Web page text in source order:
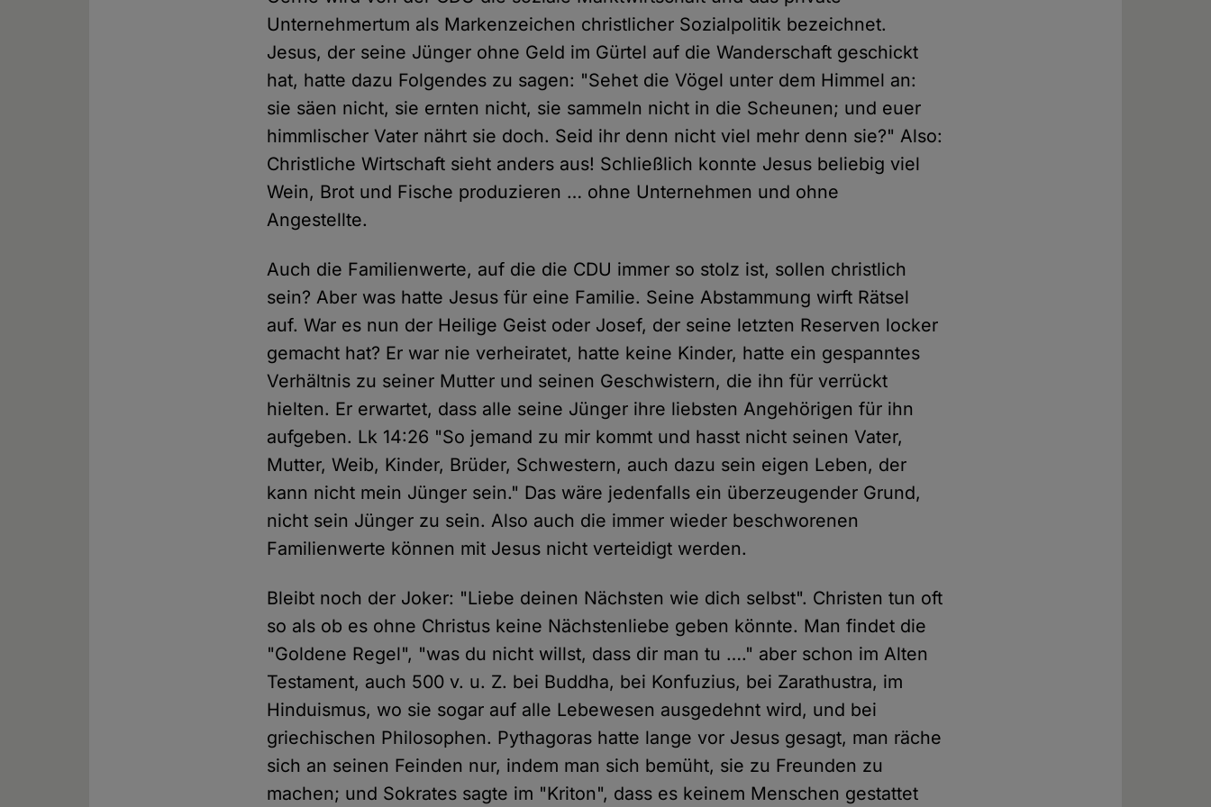
Unternehmertum als Markenzeichen christlicher Sozialpolitik bezeichnet.
Jesus, der seine Jünger ohne Geld im Gürtel auf die Wanderschaft geschickt
hat, hatte dazu Folgendes zu sagen: "Sehet die Vögel unter dem Himmel an:
sie säen nicht, sie ernten nicht, sie sammeln nicht in die Scheunen; und euer
himmlischer Vater nährt sie doch. Seid ihr denn nicht viel mehr denn sie?" Also:
Christliche Wirtschaft sieht anders aus! Schließlich konnte Jesus beliebig viel
Wein, Brot und Fische produzieren … ohne Unternehmen und ohne
Angestellte.
Auch die Familienwerte, auf die die CDU immer so stolz ist, sollen christlich
sein? Aber was hatte Jesus für eine Familie. Seine Abstammung wirft Rätsel
auf. War es nun der Heilige Geist oder Josef, der seine letzten Reserven locker
gemacht hat? Er war nie verheiratet, hatte keine Kinder, hatte ein gespanntes
Verhältnis zu seiner Mutter und seinen Geschwistern, die ihn für verrückt
hielten. Er erwartet, dass alle seine Jünger ihre liebsten Angehörigen für ihn
aufgeben. Lk 14:26 "So jemand zu mir kommt und hasst nicht seinen Vater,
Mutter, Weib, Kinder, Brüder, Schwestern, auch dazu sein eigen Leben, der
kann nicht mein Jünger sein." Das wäre jedenfalls ein überzeugender Grund,
nicht sein Jünger zu sein. Also auch die immer wieder beschworenen
Familienwerte können mit Jesus nicht verteidigt werden.
Bleibt noch der Joker: "Liebe deinen Nächsten wie dich selbst". Christen tun oft
so als ob es ohne Christus keine Nächstenliebe geben könnte. Man findet die
"Goldene Regel", "was du nicht willst, dass dir man tu …." aber schon im Alten
Testament, auch 500 v. u. Z. bei Buddha, bei Konfuzius, bei Zarathustra, im
Hinduismus, wo sie sogar auf alle Lebewesen ausgedehnt wird, und bei
griechischen Philosophen. Pythagoras hatte lange vor Jesus gesagt, man räche
sich an seinen Feinden nur, indem man sich bemüht, sie zu Freunden zu
machen; und Sokrates sagte im "Kriton", dass es keinem Menschen gestattet